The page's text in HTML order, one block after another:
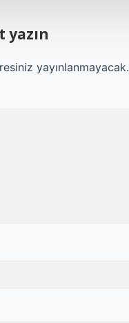
yazın
yayınlanmayacak.